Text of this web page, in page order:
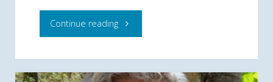
Continue reading"Ontdek
weg